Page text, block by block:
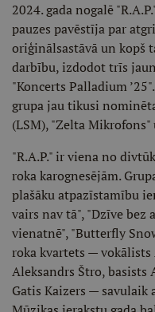
2024. gada nogalē
pauzes pavēstīja par
oriģinālsastāvā un kopš
darbību, izdodot trīs
"Koncerts Palladium
grupa jau tikusi
(LSM), "Zelta Mikrofons"
"R.A.P." ir viena no
roka karognesējām.
plašāku atpazīstamību
vairs nav tā", "Dzīve bez
vienatnē", "Butterfly
roka kvartets —
Aleksandrs Štro,
Gatis Kaizers —